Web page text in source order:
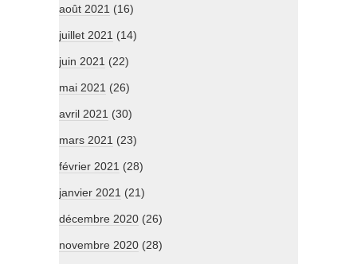
août 2021 (16)
juillet 2021 (14)
juin 2021 (22)
mai 2021 (26)
avril 2021 (30)
mars 2021 (23)
février 2021 (28)
janvier 2021 (21)
décembre 2020 (26)
novembre 2020 (28)